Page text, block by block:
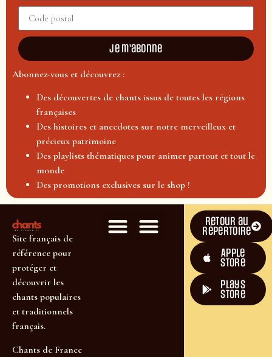
Je m'abonne
Abonnez-vous et découvrez :
Des découvertes de chants issus de toutes les régions
françaises
Des histoires et anecdotes sur notre merveilleux et
précieux patrimoine
Des playlists thématiques pour animer partout et tout le
monde
Des promotions exclusives sur le shop !
Site français de
référence pour
protéger et
découvrir les
chants populaires
et traditionnels
français.
Chants de France
Retour au
répertoire
Apple
Store
plays
store